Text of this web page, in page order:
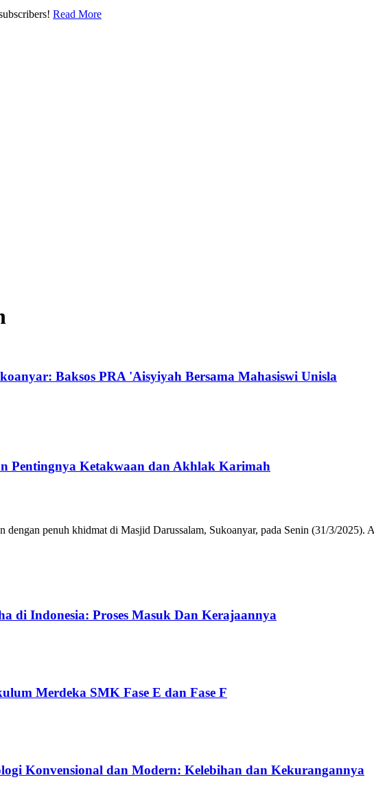
Read More
Baksos PRA 'Aisyiyah Bersama Mahasiswi Unisla
Pentingnya Ketakwaan dan Akhlak Karimah
penuh khidmat di Masjid Darussalam, Sukoanyar, pada Senin (31/3/
di Indonesia: Proses Masuk Dan Kerajaannya
Merdeka SMK Fase E dan Fase F
Konvensional dan Modern: Kelebihan dan Kekurangannya